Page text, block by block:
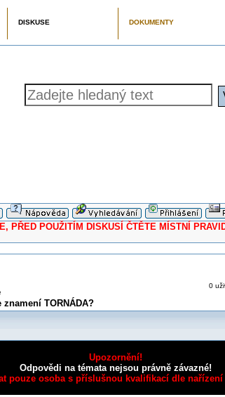
DISKUSE DOKUMENTY
POUŽITÍM DISKUSÍ ČTĚTE MÍSTNÍ
TORNÁDA?
0
Upozornění!
Odpovědi na témata nejsou právně závazné!
pouze osoba s příslušnou kvalifikací dle nařízení